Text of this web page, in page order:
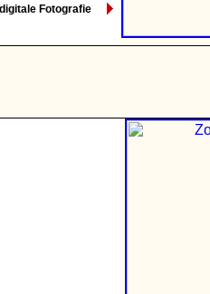
Fotografie